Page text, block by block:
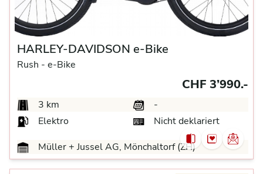
HARLEY-DAVIDSON e-Bike
Rush - e-Bike
CHF 3’990.-
3 km
-
Elektro
Nicht deklariert
Müller + Jussel AG, Mönchaltorf (ZH)